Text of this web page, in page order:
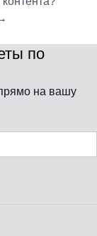
по
на вашу